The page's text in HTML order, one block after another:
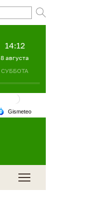
14:12
8 августа
СУББОТА